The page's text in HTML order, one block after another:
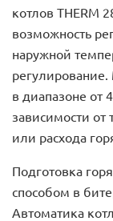
котлов THERM
возможность
наружной
регулирование.
в диапазоне от
зависимости от
или расхода
Подготовка
способом в
Автоматика